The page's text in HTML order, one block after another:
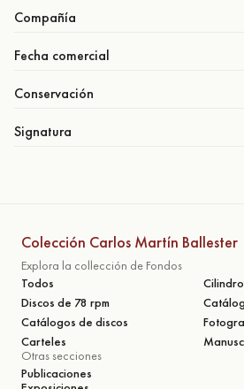
Compañía
Fecha comercial
Conservación
Signatura
Colección Carlos Martín Ballester
Explora la collección de Fondos
Todos
Discos de 78 rpm
Catálogos de discos
Carteles
Otras secciones
Publicaciones